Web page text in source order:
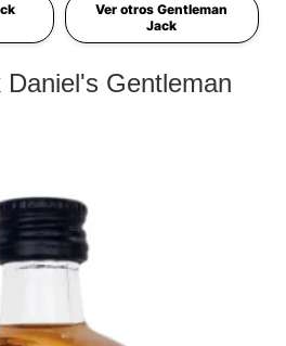
Ver otros Gentleman
Jack
Gentleman